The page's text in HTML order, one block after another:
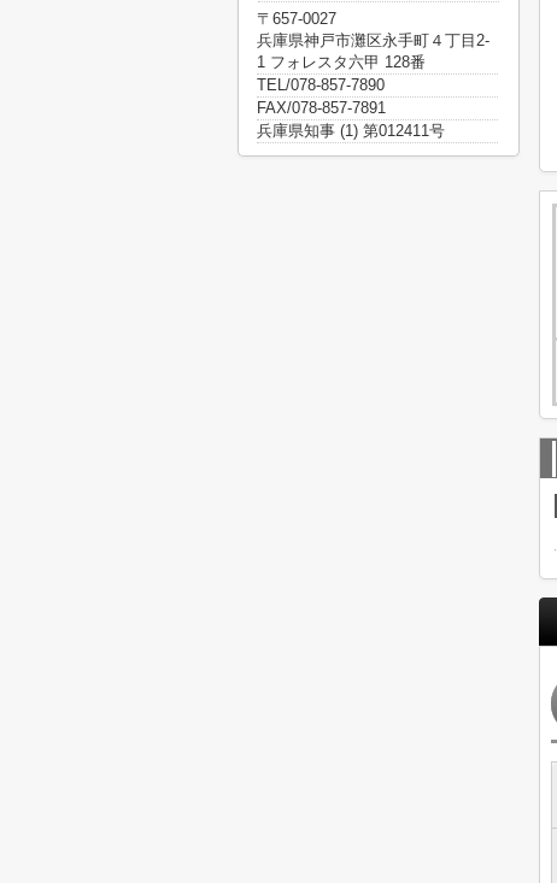
〒657-0027
兵庫県神戸市灘区永手町４丁目2-
1 フォレスタ六甲 128番
TEL/078-857-7890
FAX/078-857-7891
兵庫県知事 (1) 第012411号